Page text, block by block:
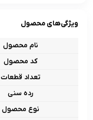
ویژگی‌های محصول
نام محصول
کد محصول
تعداد قطعات
رده سنی
نوع محصول